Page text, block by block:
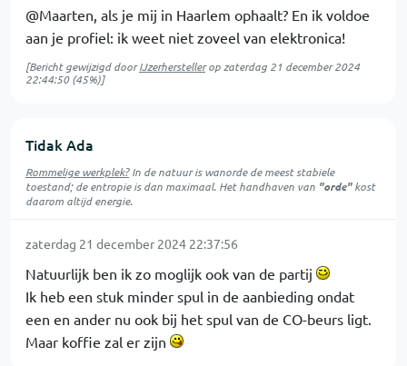
@Maarten, als je mij in Haarlem ophaalt? En ik voldoe
aan je profiel: ik weet niet zoveel van elektronica!
[Bericht gewijzigd doorIJzerherstellerop zaterdag 21 december 2024
22:44:50(45%)]
Tidak Ada
Rommelige werkplek?In de natuur iswanordede meest stabiele
toestand; de entropie is dan maximaal. Het handhaven van "orde"kost
daarom altijd energie.
zaterdag 21 december 2024 22:37:56
Natuurlijk ben ik zo moglijk ook van de partij
Ik heb een stuk minder spul in de aanbieding ondat
een en ander nu ook bij het spul van de CO-beurs ligt.
Maar koffie zal er zijn